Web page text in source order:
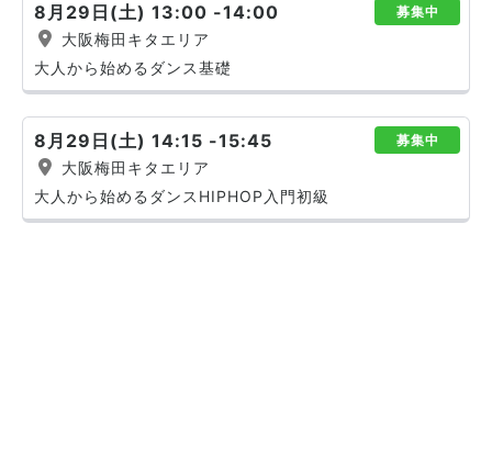
8月29日(土) 13:00 -14:00 募集中
大阪梅田キタエリア
大人から始めるダンス基礎
8月29日(土) 14:15 -15:45 募集中
大阪梅田キタエリア
大人から始めるダンスHIPHOP入門初級